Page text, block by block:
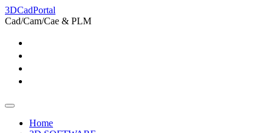
3DCadPortal
Cad/Cam/Cae & PLM
Home